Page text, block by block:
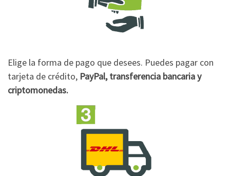
Elige la forma de pago que desees. Puedes pagar con
tarjeta de crédito, PayPal, transferencia bancaria y
criptomonedas.